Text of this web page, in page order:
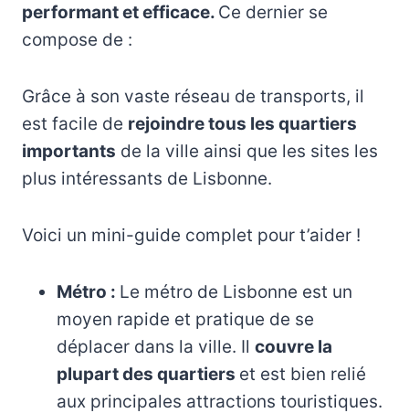
performant et efficace. Ce dernier se
compose de :
Grâce à son vaste réseau de transports, il
est facile de rejoindre tous les quartiers
importants de la ville ainsi que les sites les
plus intéressants de Lisbonne.
Voici un mini-guide complet pour t’aider !
Métro : Le métro de Lisbonne est un
moyen rapide et pratique de se
déplacer dans la ville. Il couvre la
plupart des quartiers et est bien relié
aux principales attractions touristiques.